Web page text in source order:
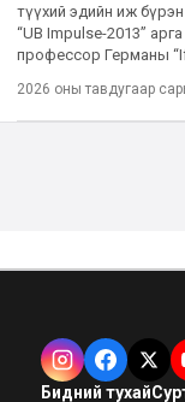
түүхий эдийн иж бүрэн
“UB Impulse-2013”
профессор Германы
2026 оны тавдугаар
Бидний тухай